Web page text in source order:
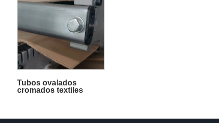
Tubos ovalados
cromados textiles